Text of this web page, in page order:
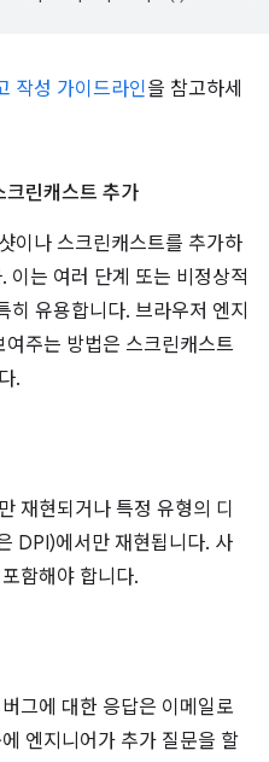
작성 가이드라인을 참고하세
크린캐스트 추가
이나 스크린캐스트를 추가하
이는 여러 단계 또는 비정상적
히 유용합니다. 브라우저 엔지
주는 방법은 스크린캐스트
.
재현되거나 특정 유형의 디
DPI)에서만 재현됩니다. 사
함해야 합니다.
그에 대한 응답은 이메일로
엔지니어가 추가 질문을 할